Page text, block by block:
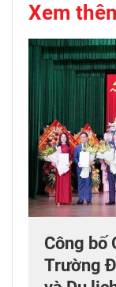
Xem
Công bố
Trường